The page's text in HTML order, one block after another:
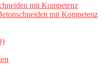
mit Kompetenz
mit Kompetenz